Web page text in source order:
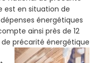
est en situation de
énergétiques
ainsi près de 12
précarité énergétique